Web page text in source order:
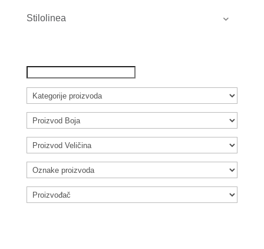
Stilolinea